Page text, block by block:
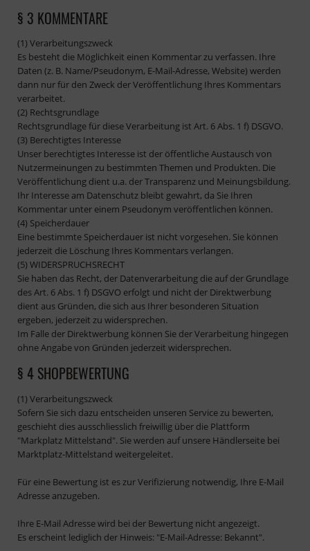
§ 3 KOMMENTARE
(1) Verarbeitungszweck
Es besteht die Möglichkeit einen Kommentar zu verfassen. Ihre
Daten (z. B. Name/Pseudonym, E-Mail-Adresse, Website) werden
dann nur für den Zweck der Veröffentlichung Ihres Kommentars
verarbeitet.
(2) Rechtsgrundlage
Rechtsgrundlage für diese Verarbeitung ist Art. 6 Abs. 1 f) DSGVO.
(3) Berechtigtes Interesse
Unser berechtigtes Interesse ist der öffentliche Austausch von
Nutzermeinungen zu bestimmten Themen und Produkten. Die
Veröffentlichung dient u.a. der Transparenz und Meinungsbildung.
Ihr Interesse am Datenschutz bleibt gewahrt, da Sie Ihren
Kommentar unter einem Pseudonym veröffentlichen können.
(4) Speicherdauer
Eine bestimmte Speicherdauer ist nicht vorgesehen. Sie können
jederzeit die Löschung Ihres Kommentars verlangen.
(5) WIDERSPRUCHSRECHT
Sie haben das Recht, der Datenverarbeitung die auf der Grundlage
des Art. 6 Abs. 1 f) DSGVO erfolgt und nicht der Direktwerbung
dient aus Gründen, die sich aus Ihrer besonderen Situation
ergeben, jederzeit zu widersprechen.
Im Falle der Direktwerbung können Sie der Verarbeitung hingegen
ohne Angabe von Gründen jederzeit widersprechen.
§ 4 SHOPBEWERTUNG
(1) Verarbeitungszweck
Sofern Sie sich dazu entscheiden unseren Service zu bewerten,
geschieht dies ausschliesslich freiwillig über die Plattform
"Markplatz Mittelstand". Sie werden auf unsere Händlerseite bei
Marktplatz-Mittelstand weitergeleitet.
Für eine Bewertung ist es zur Verifizierung notwendig, Ihre E-Mail
Adresse anzugeben.
Ihre E-Mail Adresse wird bei der Bewertung nicht angezeigt.
Es erscheint lediglich der Hinweis: "E-Mail-Adresse: Bekannt".